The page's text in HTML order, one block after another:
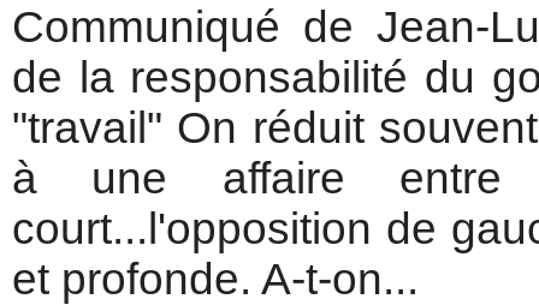
Communiqué de Jean-
de la responsabilité du
"travail" On réduit
à une affaire entre
court...l'opposition de
et profonde. A-t-on...